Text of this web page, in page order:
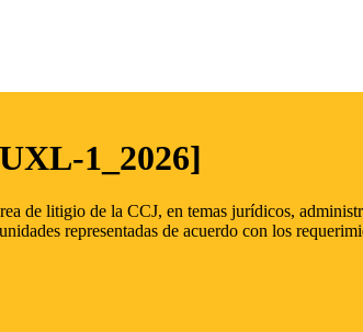
1_2026]
de litigio de la CCJ, en temas jurídicos,
representadas de acuerdo con los